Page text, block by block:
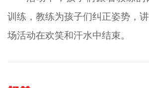
训练，教练为孩子们纠正姿势，
场活动在欢笑和汗水中结束。